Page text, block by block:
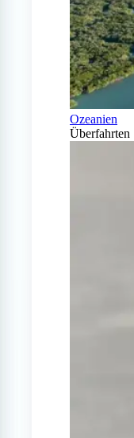
Ozeanien
Überfahrten